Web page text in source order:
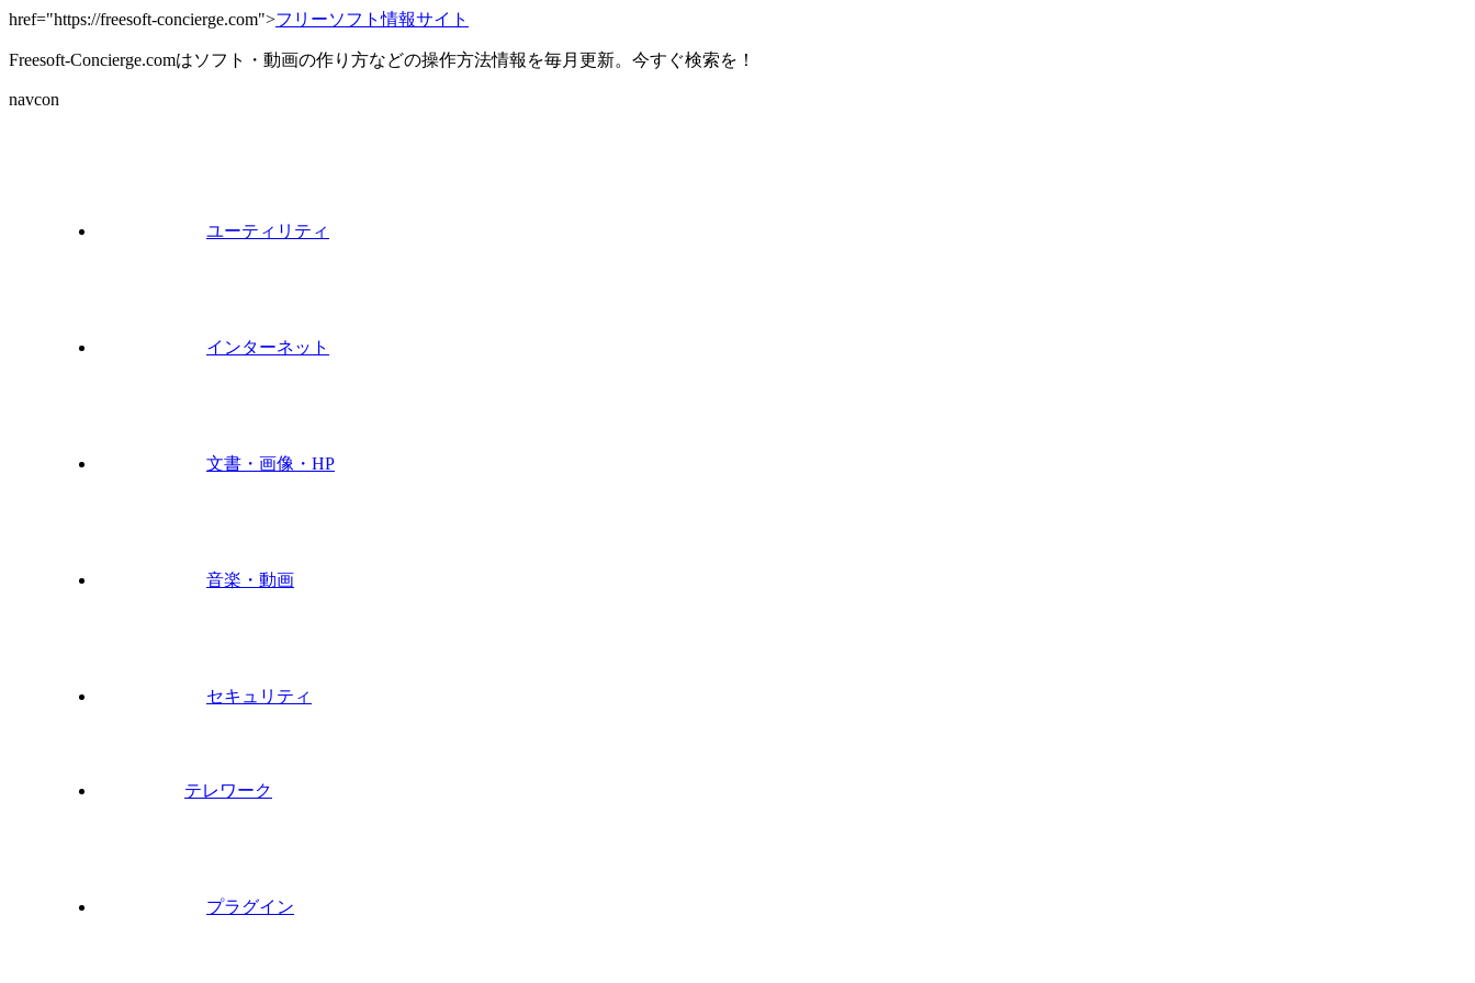
href="https://freesoft-concierge.com">フリーソフト情報サイト
Freesoft-Concierge.comはソフト・動画の作り方などの操作方法情報を毎月更新。今すぐ検索を！
navcon
ユーティリティ
インターネット
文書・画像・HP
音楽・動画
セキュリティ
テレワーク
プラグイン